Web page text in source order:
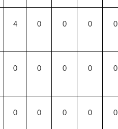
4 0 0 0 0
0 0 0 0 0
0 0 0 0 0